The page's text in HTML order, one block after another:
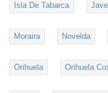
Isla De Tabarca
Moraira Novelda
Orihuela Orihuela